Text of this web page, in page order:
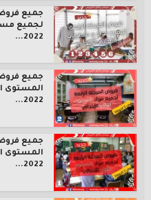
جميع
لجميع
2022...
جميع
المستوى
2022...
جميع
المستوى
2022...